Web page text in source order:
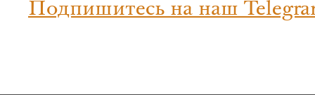
Подпишитесь на наш